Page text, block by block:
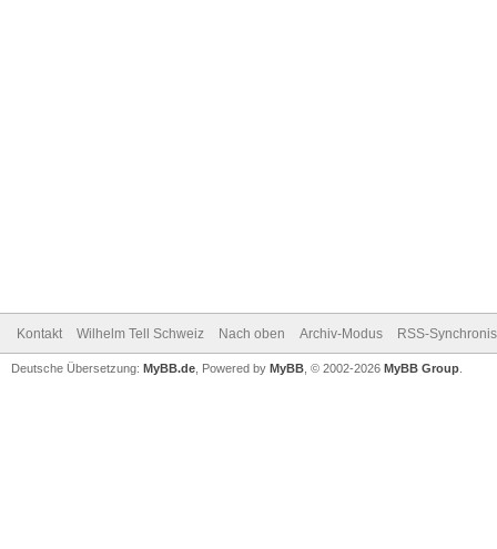
Kontakt Wilhelm Tell Schweiz Nach oben Archiv-Modus RSS-
Deutsche Übersetzung: MyBB.de , Powered by MyBB , © 2002-2026 MyBB Group